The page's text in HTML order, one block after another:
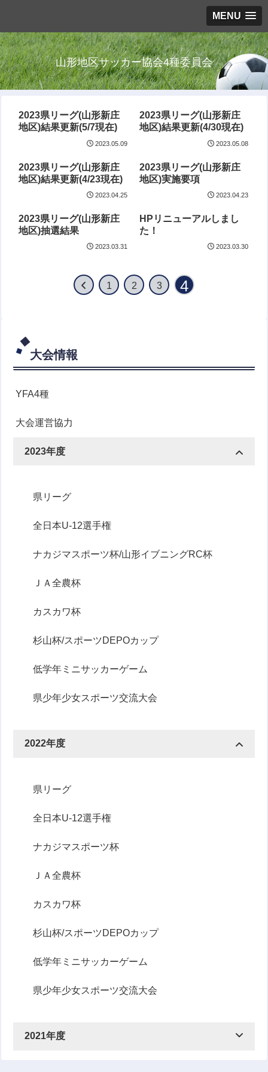
MENU
山形地区サッカー協会4種委員会
2023県リーグ(山形新庄
地区)結果更新(5/7現在)
2023.05.09
2023県リーグ(山形新庄
地区)結果更新(4/30現在)
2023.05.08
2023県リーグ(山形新庄
地区)結果更新(4/23現在)
2023.04.25
2023県リーグ(山形新庄
地区)実施要項
2023.04.23
2023県リーグ(山形新庄
地区)抽選結果
2023.03.31
HPリニューアルしまし
た！
2023.03.30
1 2 3 4
大会情報
YFA4種
大会運営協力
2023年度
県リーグ
全日本U-12選手権
ナカジマスポーツ杯/山形イブニングRC杯
ＪＡ全農杯
カスカワ杯
杉山杯/スポーツDEPOカップ
低学年ミニサッカーゲーム
県少年少女スポーツ交流大会
2022年度
県リーグ
全日本U-12選手権
ナカジマスポーツ杯
ＪＡ全農杯
カスカワ杯
杉山杯/スポーツDEPOカップ
低学年ミニサッカーゲーム
県少年少女スポーツ交流大会
2021年度